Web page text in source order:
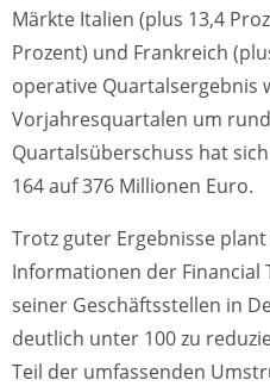
Märkte Italien (plus 13,4
Prozent) und Frankreich
operative Quartalsergebnis
Vorjahresquartalen um
Quartalsüberschuss hat
164 auf 376 Millionen Euro.
Trotz guter Ergebnisse
Informationen der Financial
seiner Geschäftsstellen in
deutlich unter 100 zu
Teil der umfassenden